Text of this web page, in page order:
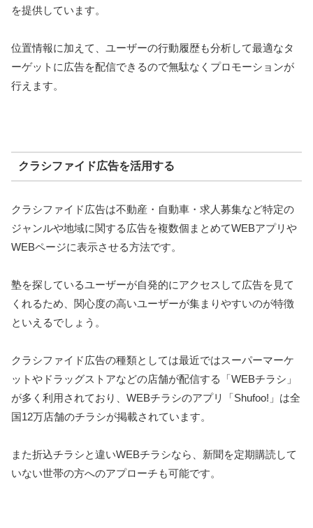
を提供しています。
位置情報に加えて、ユーザーの行動履歴も分析して最適なタ
ーゲットに広告を配信できるので無駄なくプロモーションが
行えます。
クラシファイド広告を活用する
クラシファイド広告は不動産・自動車・求人募集など特定の
ジャンルや地域に関する広告を複数個まとめてWEBアプリや
WEBページに表示させる方法です。
塾を探しているユーザーが自発的にアクセスして広告を見て
くれるため、関心度の高いユーザーが集まりやすいのが特徴
といえるでしょう。
クラシファイド広告の種類としては最近ではスーパーマーケ
ットやドラッグストアなどの店舗が配信する「WEBチラシ」
が多く利用されており、WEBチラシのアプリ「Shufoo!」は全
国12万店舗のチラシが掲載されています。
また折込チラシと違いWEBチラシなら、新聞を定期購読して
いない世帯の方へのアプローチも可能です。